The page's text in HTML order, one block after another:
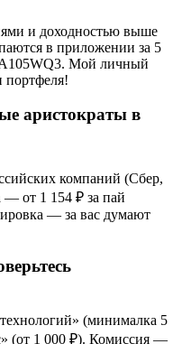
и доходностью выше
в приложении за 5
Мой личный
портфеля!
аристократы в
компаний (Сбер,
— от 1 154 ₽ за пай
— за вас думают
(минималка 5
(от 1 000 ₽). Комиссия —